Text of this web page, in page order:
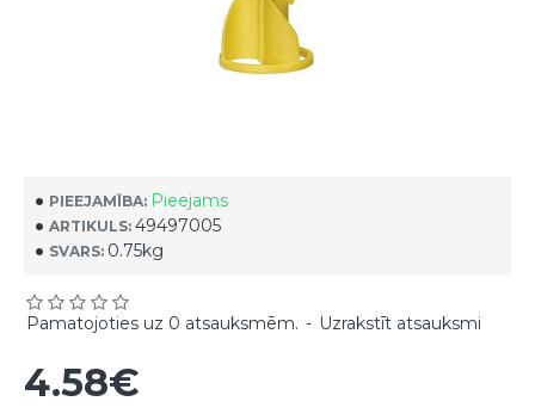
PIEEJAMĪBA: Pieejams
ARTIKULS: 49497005
SVARS: 0.75kg
Pamatojoties uz 0 atsauksmēm. - Uzrakstīt atsauksmi
4.58€